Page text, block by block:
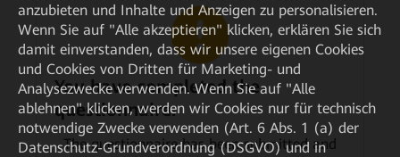
You have completed the
questionnaire.
The questionnaire has been submitted and
anzubieten und Inhalte und Anzeigen zu personalisieren.
Wenn Sie auf "Alle akzeptieren" klicken, erklären Sie sich
damit einverstanden, dass wir unsere eigenen Cookies
und Cookies von Dritten für Marketing- und
Analysezwecke verwenden. Wenn Sie auf "Alle
ablehnen" klicken, werden wir Cookies nur für technisch
notwendige Zwecke verwenden (Art. 6 Abs. 1 (a) der
Datenschutz-Grundverordnung (DSGVO) und in